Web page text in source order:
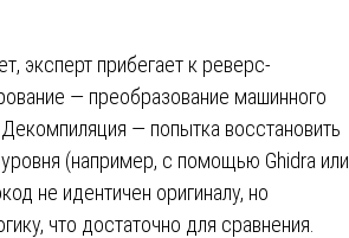
эксперт прибегает к реверс-
— преобразование машинного
— попытка восстановить
(например, с помощью Ghidra или
не идентичен оригиналу, но
что достаточно для сравнения.